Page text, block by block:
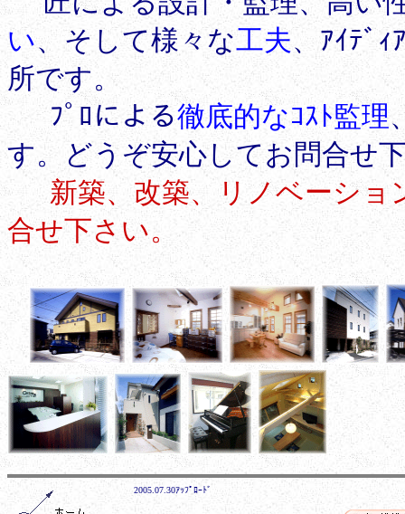
い、そして様々な工夫、ｱｲﾃﾞ
所です。
ﾌﾟﾛによる徹底的なｺｽﾄ監理
す。どうぞ安心してお問合せ
新築、改築、リノベーショ
合せ下さい。
2005.07.30ｱｯﾌﾟﾛｰﾄﾞ